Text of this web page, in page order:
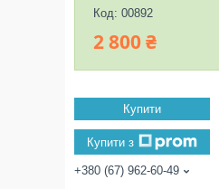
Код: 00892
2 800 ₴
Купити
Купити з
+380 (67) 962-60-49